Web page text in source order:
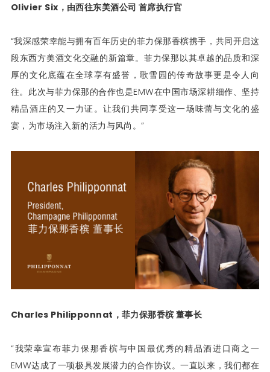
Olivier Six，由西往东美酒公司 首席执行官
“我深感荣幸能与拥有百年历史的菲力保那香槟携手，共同开启这
段东西方美酒文化交融的新篇章。菲力保那以其卓越的品质和深
厚的文化底蕴在全球享有盛誉，歌雪园的传奇故事更是令人向
往。此次与菲力保那的合作也是EMW在中国市场深耕细作、坚持
精品酒庄的又一力证。让我们共同享受这一场味蕾与文化的盛
宴，为市场注入新的活力与风尚。”
Charles Philipponnat，菲力保那香槟 董事长
“我荣幸宣布菲力保那香槟与中国最优秀的精品酒进口商之一
EMW达成了一项极具发展潜力的合作协议。一直以来，我们都在